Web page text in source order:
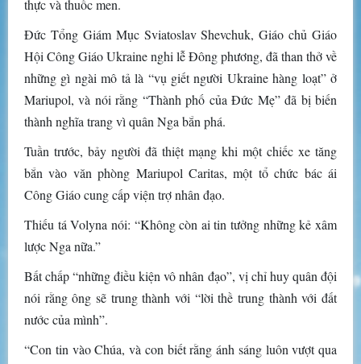
thực và thuốc men.
Đức Tổng Giám Mục Sviatoslav Shevchuk, Giáo chủ Giáo
Hội Công Giáo Ukraine nghi lễ Đông phương, đã than thở về
những gì ngài mô tả là “vụ giết người Ukraine hàng loạt” ở
Mariupol, và nói rằng “Thành phố của Đức Mẹ” đã bị biến
thành nghĩa trang vì quân Nga bắn phá.
Tuần trước, bảy người đã thiệt mạng khi một chiếc xe tăng
bắn vào văn phòng Mariupol Caritas, một tổ chức bác ái
Công Giáo cung cấp viện trợ nhân đạo.
Thiếu tá Volyna nói: “Không còn ai tin tưởng những kẻ xâm
lược Nga nữa.”
Bất chấp “những điều kiện vô nhân đạo”, vị chỉ huy quân đội
nói rằng ông sẽ trung thành với “lời thề trung thành với đất
nước của mình”.
“Con tin vào Chúa, và con biết rằng ánh sáng luôn vượt qua